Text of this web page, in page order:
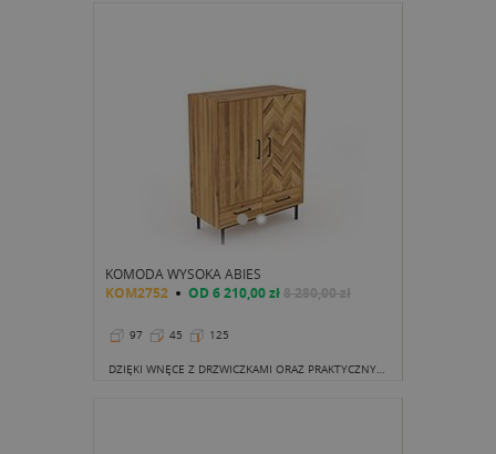
KOMODA WYSOKA ABIES
KOM2752 OD 6 210,00 zł8 280,00 zł
97 45 125
DZIĘKI WNĘCE Z DRZWICZKAMI ORAZ PRAKTYCZNYM SZUFLADOM, MEBEL ŚWIETNIE SPRAWDZI SIĘ PRZY PRZECHOWYWANIU UBRAŃ.